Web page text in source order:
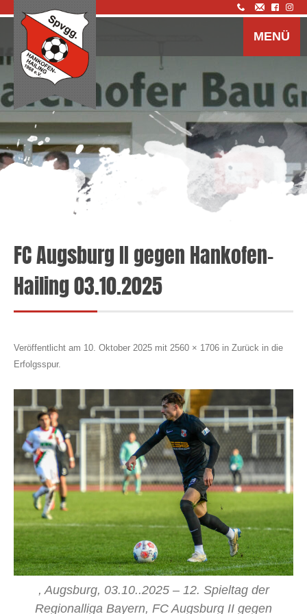
MENÜ
FC Augsburg II gegen Hankofen-
Hailing 03.10.2025
Veröffentlicht am 10. Oktober 2025 mit 2560 × 1706 in Zurück in die
Erfolgsspur.
, Augsburg, 03.10..2025 – 12. Spieltag der
Regionalliga Bayern, FC Augsburg II gegen